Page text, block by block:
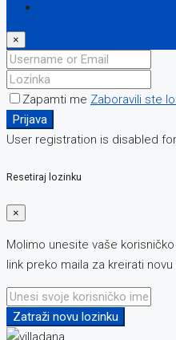
×
Zapamti me Zaboravili ste
Prijava
User registration is disabled
Resetiraj lozinku
×
Molimo unesite vaše
link preko maila za kreirati novu
Zatraži novu lozinku